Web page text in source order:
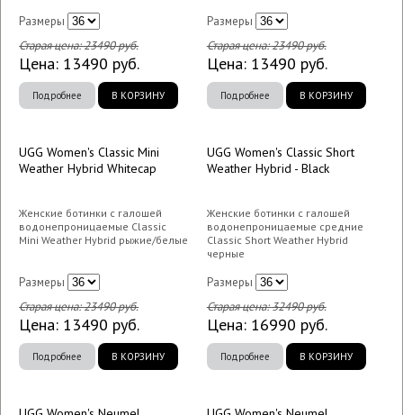
Размеры
Старая цена:23490руб.
Цена: 13490 руб.
Подробнее В КОРЗИНУ
Размеры
Старая цена:23490руб.
Цена: 13490 руб.
Подробнее В КОРЗИНУ
UGG Women's Classic Mini
Weather Hybrid Whitecap
Женские ботинки с галошей
водонепроницаемые Classic
Mini Weather Hybrid рыжие/белые
Размеры
Старая цена:23490руб.
Цена: 13490 руб.
Подробнее В КОРЗИНУ
UGG Women's Classic Short
Weather Hybrid - Black
Женские ботинки с галошей
водонепроницаемые средние
Classic Short Weather Hybrid
черные
Размеры
Старая цена:32490руб.
Цена: 16990 руб.
Подробнее В КОРЗИНУ